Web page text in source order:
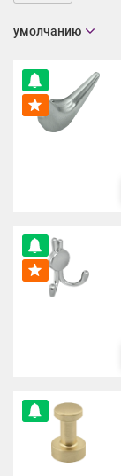
умолчанию